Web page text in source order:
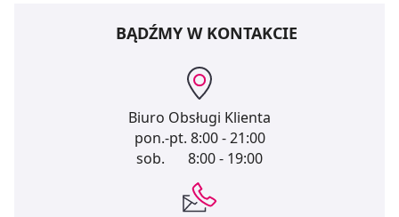
BĄDŹMY W KONTAKCIE
Biuro Obsługi Klienta
pon.-pt. 8:00 - 21:00
sob.
8:00 - 19:00